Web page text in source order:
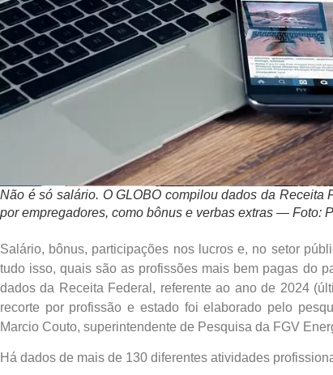
Não é só salário. O GLOBO compilou dados da Receita
por empregadores, como bônus e verbas extras — Foto:
Salário, bônus, participações nos lucros e, no setor
tudo isso, quais são as profissões mais bem pagas do
dados da Receita Federal, referente ao ano de 2024
recorte por profissão e estado foi elaborado pelo
Marcio Couto, superintendente de Pesquisa da FGV
Há dados de mais de 130 diferentes atividades